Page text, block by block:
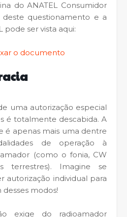
do ANATEL Consumidor
questionamento e a
pode ser vista aqui:
o documento
uma autorização especial
é totalmente descabida. A
é apenas mais uma dentre
de operação à
(como o fonia, CW
terrestres). Imagine se
autorização individual para
modos!
exige do radioamador